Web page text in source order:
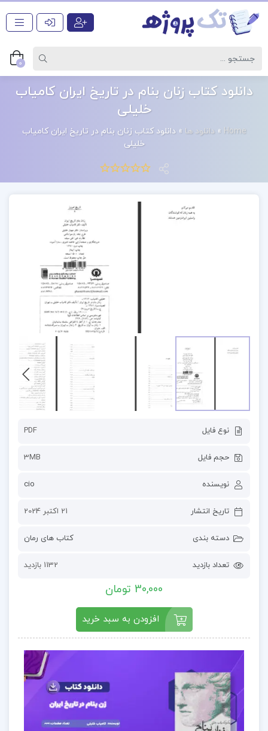
0
دانلود کتاب زنان بنام در تاریخ ایران کامیاب
خلیلی
Home
»دانلود ها »دانلود کتاب زنان بنام در تاریخ ایران کامیاب
خلیلی
نوع فایل PDF
حجم فایل 3MB
نویسنده cio
تاریخ انتشار 21 اکتبر 2024
دسته بندی کتاب های رمان
تعداد بازدید 1132 بازدید
30,000 تومان
افزودن به سبد خرید